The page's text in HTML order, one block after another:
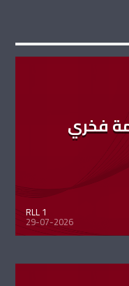
فخري
RLL 1
29-07-2026